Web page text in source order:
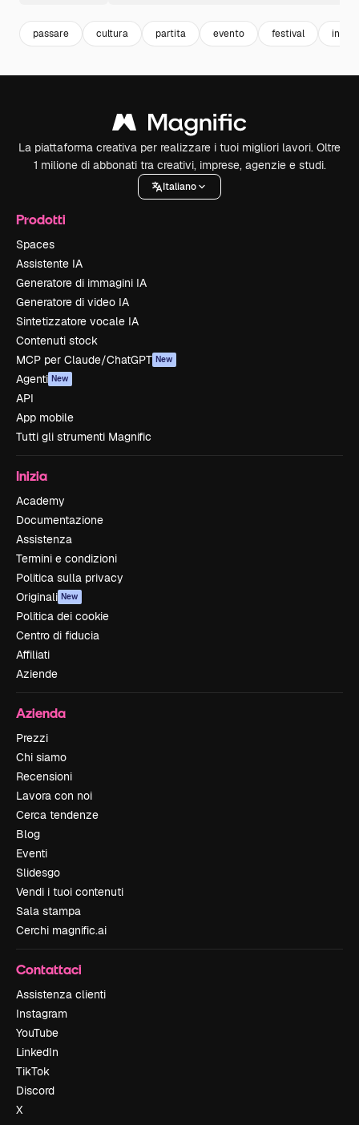
passare cultura partita evento festival
La piattaforma creativa per realizzare i tuoi migliori lavori. Oltre
1 milione di abbonati tra creativi, imprese, agenzie e studi.
Italiano
Prodotti
Spaces
Assistente IA
Generatore di immagini IA
Generatore di video IA
Sintetizzatore vocale IA
Contenuti stock
MCP per Claude/ChatGPT New
Agenti New
API
App mobile
Tutti gli strumenti Magnific
Inizia
Academy
Documentazione
Assistenza
Termini e condizioni
Politica sulla privacy
Originali New
Politica dei cookie
Centro di fiducia
Affiliati
Aziende
Azienda
Prezzi
Chi siamo
Recensioni
Lavora con noi
Cerca tendenze
Blog
Eventi
Slidesgo
Vendi i tuoi contenuti
Sala stampa
Cerchi magnific.ai
Contattaci
Assistenza clienti
Instagram
YouTube
LinkedIn
TikTok
Discord
X